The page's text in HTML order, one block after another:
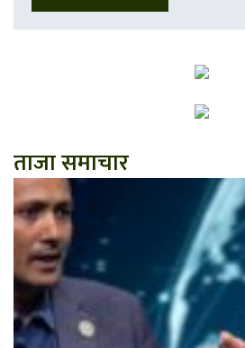
ताजा समाचार